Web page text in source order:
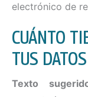
electrónico de
CUÁNTO
TUS DATOS
Texto